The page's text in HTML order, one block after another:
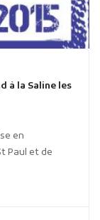
à la Saline les
en
Paul et de